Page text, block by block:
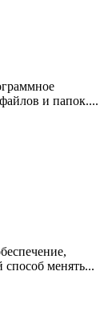
и папок....
способ менять...